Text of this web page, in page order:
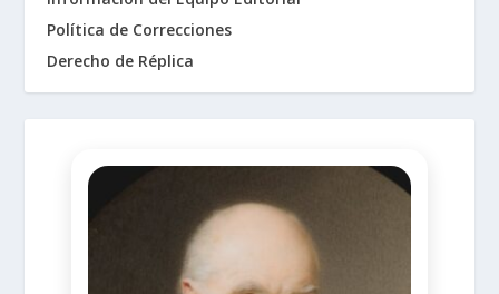
Política de Correcciones
Derecho de Réplica